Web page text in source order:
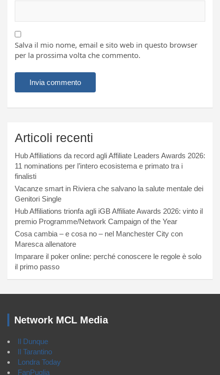
Salva il mio nome, email e sito web in questo browser
per la prossima volta che commento.
Articoli recenti
Hub Affiliations da record agli Affiliate Leaders Awards 2026:
11 nominations per l’intero ecosistema e primato tra i
finalisti
Vacanze smart in Riviera che salvano la salute mentale dei
Genitori Single
Hub Affiliations trionfa agli iGB Affiliate Awards 2026: vinto il
premio Programme/Network Campaign of the Year
Cosa cambia – e cosa no – nel Manchester City con
Maresca allenatore
Imparare il poker online: perché conoscere le regole è solo
il primo passo
Network MCL Media
Il Dunque
Il Tarantino
Londra Today
FanPuglia